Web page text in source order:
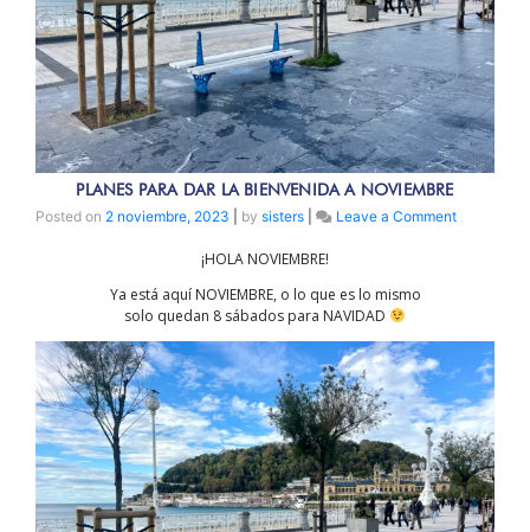
PLANES PARA DAR LA BIENVENIDA A NOVIEMBRE
Posted on 2 noviembre, 2023 by sisters Leave a Commenton
A
¡HOLA NOVIEMBRE!
Ya está aquí NOVIEMBRE, o lo que es lo mismo
solo quedan 8 sábados para NAVIDAD